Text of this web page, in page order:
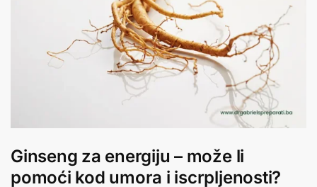
Ginseng za energiju – može li
pomoći kod umora i iscrpljenosti?